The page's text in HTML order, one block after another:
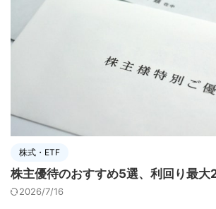
株式・ETF
株主優待のおすすめ5選、利回り最大
2026/7/16